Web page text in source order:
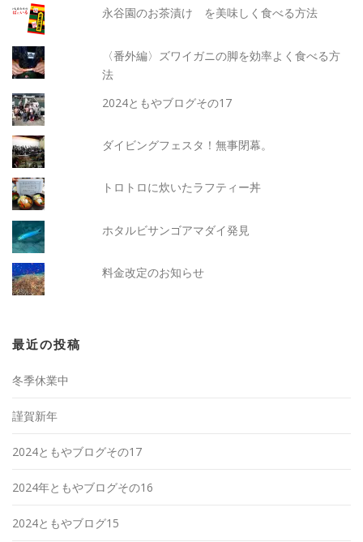
永谷園のお茶漬け を美味しく食べる方法
〈番外編〉ズワイガニの脚を効率よく食べる方
法
2024ともやブログその17
ダイビングフェスタ！無事閉幕。
トロトロに炊いたラフティー丼
ホタルビサンゴアマダイ発見
料金改定のお知らせ
最近の投稿
冬季休業中
謹賀新年
2024ともやブログその17
2024年ともやブログその16
2024ともやブログ15